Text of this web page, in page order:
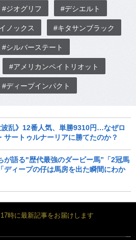
#ジオグリフ #デシエルト
ノックス #キタサンブラック
#シルバーステート
#アメリカンペイトリオット
#ディープインパクト
波乱》12番人気、単勝9310円…なぜロ
サートゥルナーリアに勝てたのか？
が語る"歴代最強のダービー馬”「2冠馬
ディープの仔は馬房を出た瞬間にわか
時に最新記事をお届けします